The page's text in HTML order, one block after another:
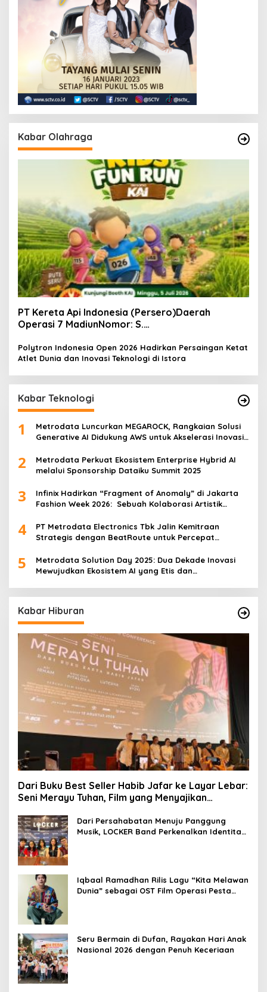
Kabar Olahraga
PT Kereta Api Indonesia (Persero)Daerah
Operasi 7 MadiunNomor: S.
Polytron Indonesia Open 2026 Hadirkan Persaingan Ketat
Atlet Dunia dan Inovasi Teknologi di Istora
Kabar Teknologi
1
Metrodata Luncurkan MEGAROCK, Rangkaian Solusi
Generative AI Didukung AWS untuk Akselerasi Inovasi
2
Metrodata Perkuat Ekosistem Enterprise Hybrid AI
melalui Sponsorship Dataiku Summit 2025
3
Infinix Hadirkan “Fragment of Anomaly” di Jakarta
Fashion Week 2026: Sebuah Kolaborasi Artistik
Eksperimen Robotik ‘R.AT.S’ Lab
4
PT Metrodata Electronics Tbk Jalin Kemitraan
Strategis dengan BeatRoute untuk Percepat
5
Metrodata Solution Day 2025: Dua Dekade Inovasi
Mewujudkan Ekosistem AI yang Etis dan
Kabar Hiburan
Dari Buku Best Seller Habib Jafar ke Layar Lebar:
Seni Merayu Tuhan, Film yang Menyajikan
Dari Persahabatan Menuju Panggung
Musik, LOCKER Band Perkenalkan Identitas
Iqbaal Ramadhan Rilis Lagu “Kita Melawan
Dunia” sebagai OST Film Operasi Pesta
Seru Bermain di Dufan, Rayakan Hari Anak
Nasional 2026 dengan Penuh Keceriaan